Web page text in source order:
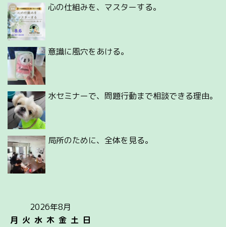
心の仕組みを、マスターする。
意識に風穴をあける。
水セミナーで、問題行動まで相談できる理由。
局所のために、全体を見る。
2026年8月
月 火 水 木 金 土 日